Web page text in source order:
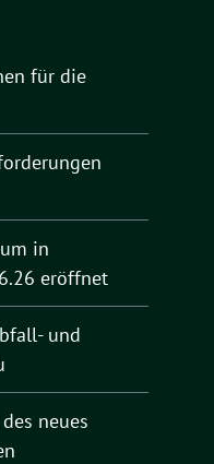
für die
in
eröffnet
und
neues